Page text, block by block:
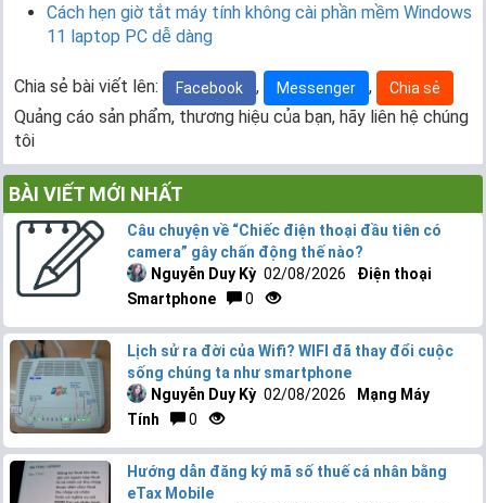
Cách hẹn giờ tắt máy tính không cài phần mềm Windows
11 laptop PC dễ dàng
Chia sẻ bài viết lên: Facebook , Messenger , Chia sẻ
Quảng cáo sản phẩm, thương hiệu của bạn, hãy liên hệ chúng
tôi
BÀI VIẾT MỚI NHẤT
Câu chuyện về “Chiếc điện thoại đầu tiên có
camera” gây chấn động thế nào?
Nguyễn Duy Kỳ 02/08/2026
Điện thoại
Smartphone
0
Lịch sử ra đời của Wifi? WIFI đã thay đổi cuộc
sống chúng ta như smartphone
Nguyễn Duy Kỳ 02/08/2026
Mạng Máy
Tính
0
Hướng dẫn đăng ký mã số thuế cá nhân bằng
eTax Mobile